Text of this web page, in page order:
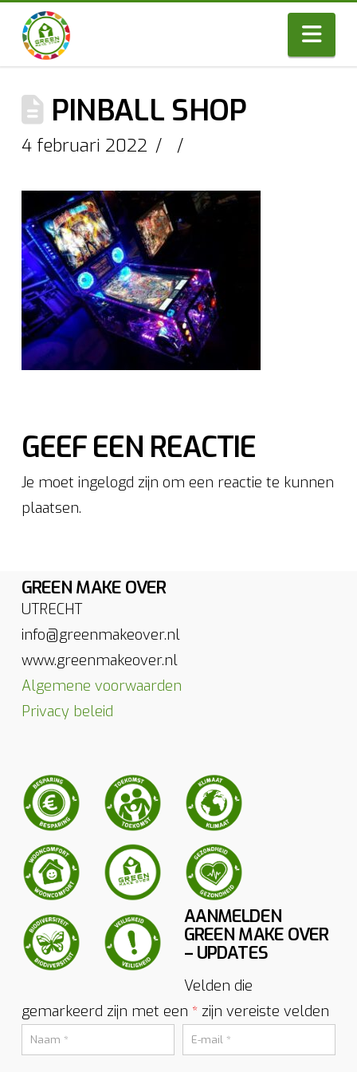
PINBALL SHOP
4 februari 2022
GEEF EEN REACTIE
Je moet ingelogd zijn om een reactie te kunnen
plaatsen.
GREEN MAKE OVER
UTRECHT
info@greenmakeover.nl
www.greenmakeover.nl
Algemene voorwaarden
Privacy beleid
AANMELDEN
GREEN MAKE OVER
– UPDATES
Velden die
gemarkeerd zijn met een *zijn vereiste velden